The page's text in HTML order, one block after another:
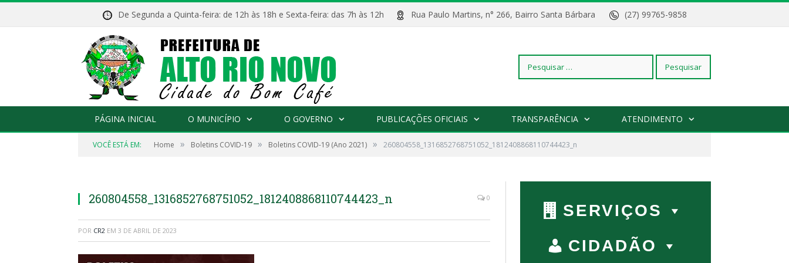
De Segunda a Quinta-feira: de 12h às 18h e Sexta-feira: das 7h às 12h Rua Paulo Martins, n° 266, Bairro Santa Bárbara (27) 99765-9858
Pesquisar
por:
PÁGINA INICIAL O MUNICÍPIO O GOVERNO PUBLICAÇÕES OFICIAIS TRANSPARÊNCIA ATENDIMENTO
VOCÊ ESTÁ EM: Home » Boletins COVID-19 » Boletins COVID-19 (Ano 2021) » 260804558_1316852768751052_1812408868110744423_n
260804558_1316852768751052_1812408868110744423_n 0
POR CR2 EM 3 DE ABRIL DE 2023
SERVIÇOS
CIDADÃO